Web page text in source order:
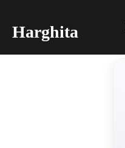
Harghita